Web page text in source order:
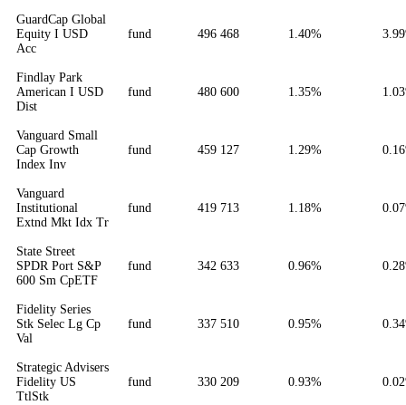
GuardCap Global
Equity I USD
Acc
fund 496 468 1.40%
Findlay Park
American I USD
Dist
fund 480 600 1.35%
Vanguard Small
Cap Growth
Index Inv
fund 459 127 1.29%
Vanguard
Institutional
Extnd Mkt Idx Tr
fund 419 713 1.18%
State Street
SPDR Port S&P
600 Sm CpETF
fund 342 633 0.96%
Fidelity Series
Stk Selec Lg Cp
Val
fund 337 510 0.95%
Strategic Advisers
Fidelity US
TtlStk
fund 330 209 0.93%